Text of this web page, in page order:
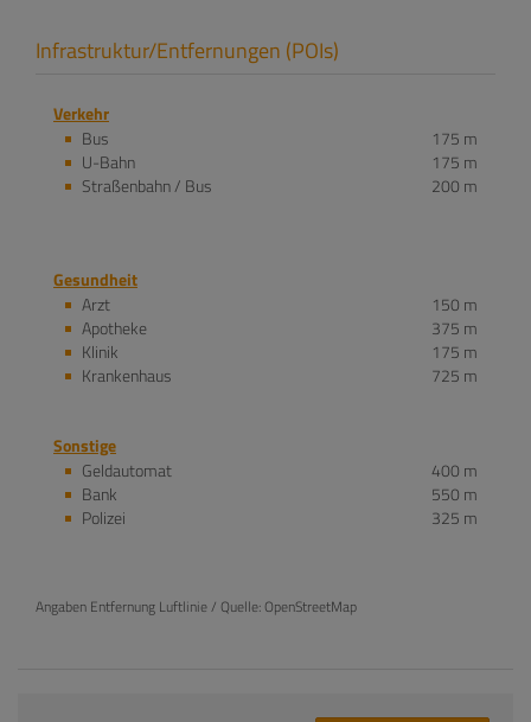
Infrastruktur/Entfernungen (POIs)
Verkehr
Bus
175 m
U-Bahn
175 m
Straßenbahn / Bus
200 m
Gesundheit
Arzt
150 m
Apotheke
375 m
Klinik
175 m
Krankenhaus
725 m
Sonstige
Geldautomat
400 m
Bank
550 m
Polizei
325 m
Angaben Entfernung Luftlinie / Quelle: OpenStreetMap